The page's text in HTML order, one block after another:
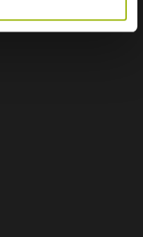
graag vooraf even een afspraak